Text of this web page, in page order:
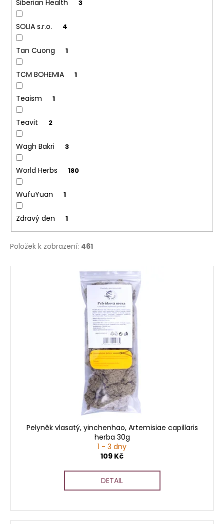
Siberian Health 3
SOLIA s.r.o. 4
Tan Cuong 1
TCM BOHEMIA 1
Teaism 1
Teavit 2
Wagh Bakri 3
World Herbs 180
WufuYuan 1
Zdravý den 1
Položek k zobrazení: 461
V
Pelyněk vlasatý, yinchenhao, Artemisiae capillaris
herba 30g
1 - 3 dny
109 Kč
DETAIL